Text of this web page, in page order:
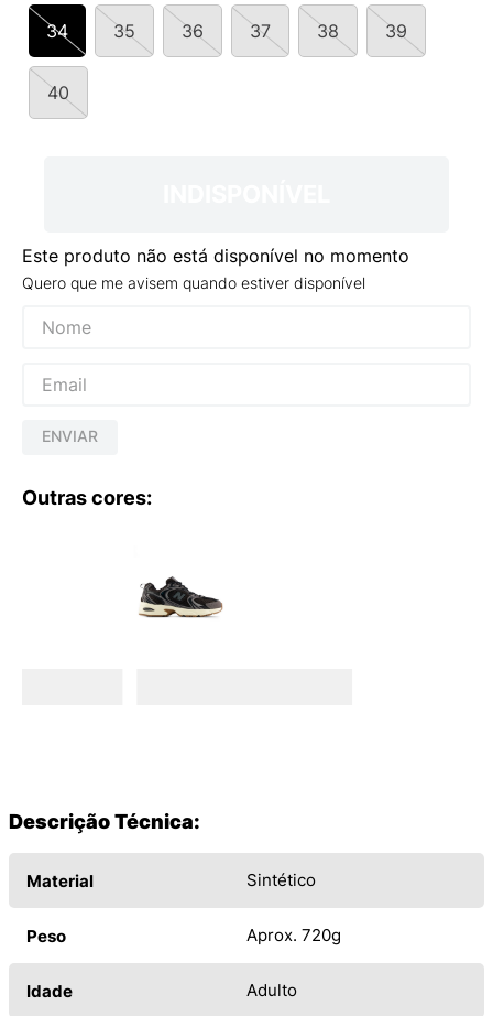
34 35 36 37 38 39
40
Este produto não está disponível no momento
Quero que me avisem quando estiver disponível
ENVIAR
Outras cores:
Descrição Técnica:
Material Sintético
Peso Aprox. 720g
Idade Adulto
9º
NEW 530
VANS TÊNIS VANS ULTRARANGE